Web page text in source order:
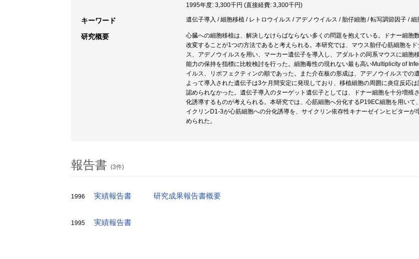
1995年度: 3,300千円 (直接経費: 3,300千円)
キーワード 遺伝子導入 / 細胞移植 / レトロウイルス / アデノウイルス / 胎仔細胞 / 転写調節因子 /
研究概要
心臓への細胞移植は、解決しなけらばならない多くの問題を抱えている。ドナー細胞
改変することが1つの方法であると考えられる。本研究では、マウス胎仔心筋細胞を
ス、アデノウイルスを用い、マーカー遺伝子を導入し、アダルトの同系マウスに細
能力の保持を指標に比較検討を行った。細胞毒性の現れない最も高いMultiplicity of
イルス、リポフェクティンの順であった。また介在板の形成は、アデノウイルスで
よって導入された遺伝子は3ケ月間安定に発現しており、移植細胞の周囲に炎症反応
認められなかった。遺伝子導入のターゲット遺伝子としては、ドナー細胞を十分増
化誘導するものが考えられる。本研究では、心筋細胞へ分化するP19EC細胞を用い
イクリンD1-3が心筋細胞への分化誘導を、サイクリン依存性キナーゼインヒビター
められた。
報告書 (3件)
1996 実績報告書 研究成果報告書概要
1995 実績報告書